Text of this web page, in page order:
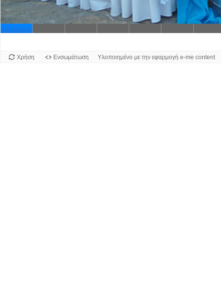
Χρήση Ενσωμάτωση Υλοποιημένο με την εφαρμογή e-me content